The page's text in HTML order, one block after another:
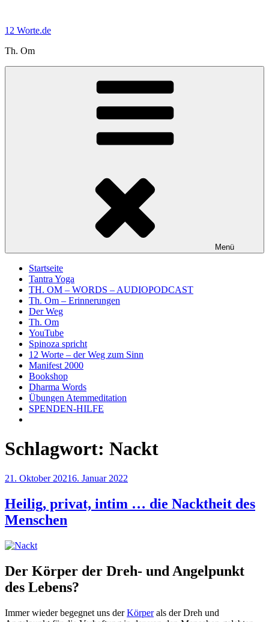
springen
12 Worte.de
Th. Om
Menü
Startseite
Tantra Yoga
TH. OM – WORDS – AUDIOPODCAST
Th. Om – Erinnerungen
Der Weg
Th. Om
YouTube
Spinoza spricht
12 Worte – der Weg zum Sinn
Manifest 2000
Bookshop
Dharma Words
Übungen Atemmeditation
SPENDEN-HILFE
Schlagwort: Nackt
Veröffentlicht
21. Oktober 20216. Januar 2022
Heilig, privat, intim … die Nacktheit des
Menschen
Der Körper der Dreh- und Angelpunkt
des Lebens?
Immer wieder begegnet uns derKörperals der Dreh und